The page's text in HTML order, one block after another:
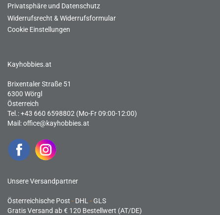
Privatsphäre und Datenschutz
Widerrufsrecht & Widerrufsformular
Cookie Einstellungen
Kayhobbies.at
Brixentaler Straße 51
6300 Wörgl
Österreich
Tel.: +43 660 6598802 (Mo-Fr 09:00-12:00)
Mail:office@kayhobbies.at
Unsere Versandpartner
Österreichische Post - DHL -GLS
Gratis Versand ab € 120 Bestellwert (AT/DE)